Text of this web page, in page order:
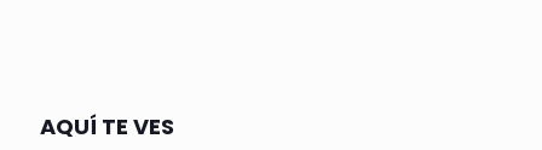
AQUÍ TE VES